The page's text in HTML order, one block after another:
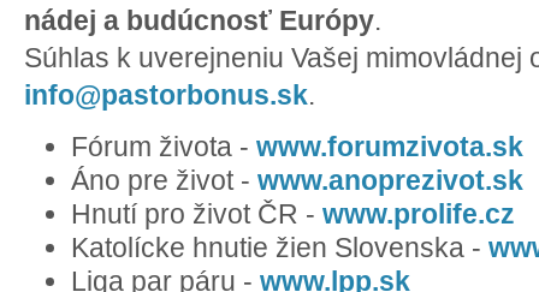
nádej a budúcnosť Európy.
Súhlas k uverejneniu Vašej mimovládnej
info@pastorbonus.sk.
Fórum života - www.forumzivota.sk
Áno pre život - www.anoprezivot.sk
Hnutí pro život ČR - www.prolife.cz
Katolícke hnutie žien Slovenska -
Liga par páru - www.lpp.sk